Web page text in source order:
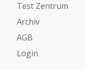
Test Zentrum
Archiv
AGB
Login